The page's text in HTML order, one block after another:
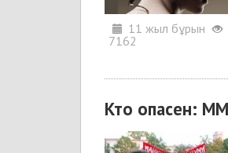
11 жыл бұрын
7162
Кто опасен: